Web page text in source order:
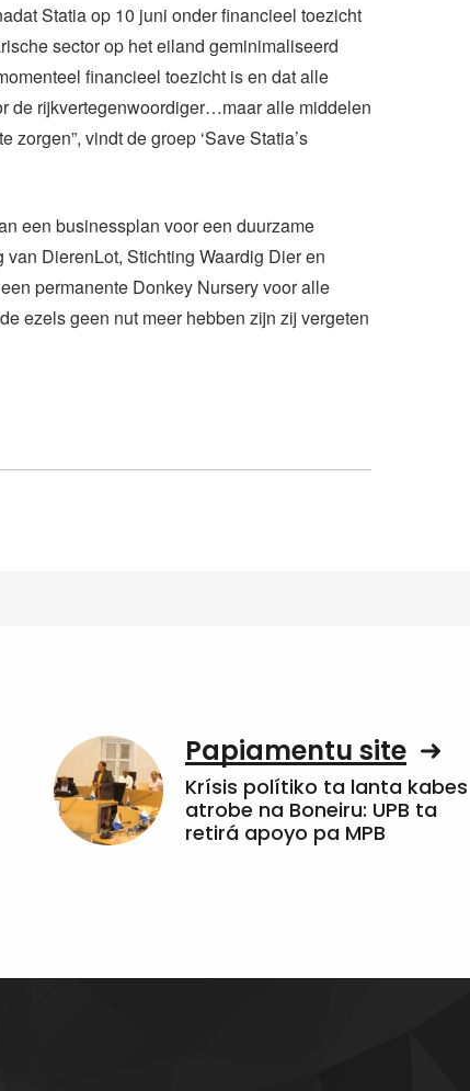
Statia op 10 juni onder financieel toezicht
sector op het eiland geminimaliseerd
financieel toezicht is en dat alle
de rijkvertegenwoordiger…maar alle middelen
vindt de groep ‘Save Statia’s
een businessplan voor een duurzame
DierenLot, Stichting Waardig Dier en
permanente Donkey Nursery voor alle
ezels geen nut meer hebben zijn zij vergeten
Papiamentu site
Krísis polítiko ta lanta kabes
atrobe na Boneiru: UPB ta
retirá apoyo pa MPB